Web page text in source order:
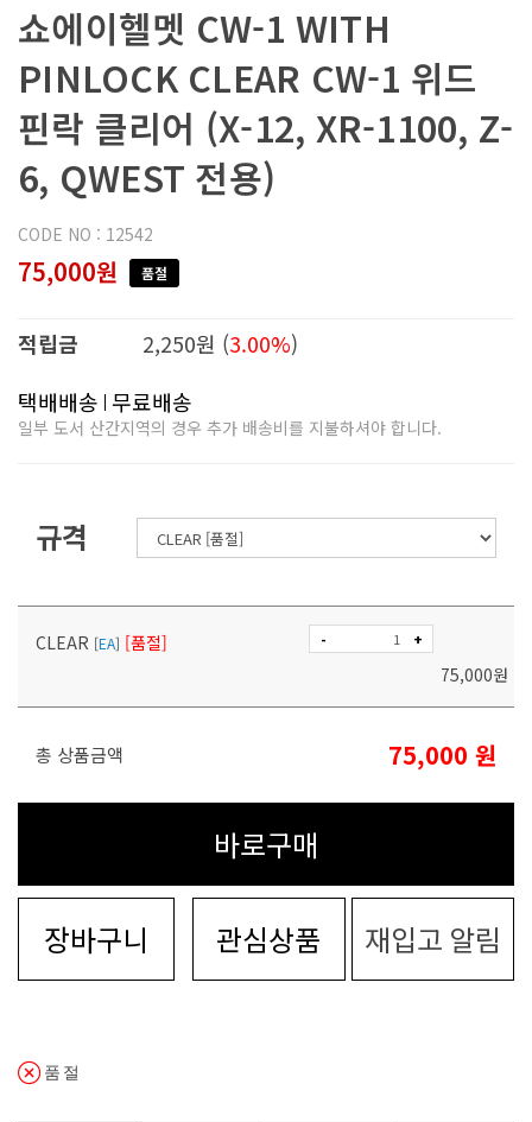
쇼에이헬멧 CW-1 WITH
PINLOCK CLEAR CW-1 위드
핀락 클리어 (X-12, XR-1100, Z-
6, QWEST 전용)
CODE NO : 12542
75,000원 품절
적립금 2,250원 (3.00%)
택배배송 무료배송
일부 도서 산간지역의 경우 추가 배송비를 지불하셔야 합니다.
규격
CLEAR [EA] [품절] - +
75,000원
총 상품금액 75,000 원
바로구매
장바구니 관심상품 재입고 알림
품절